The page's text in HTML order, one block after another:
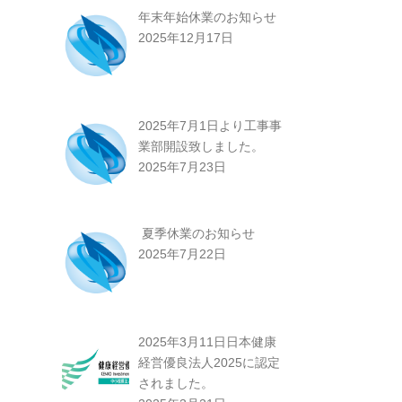
年末年始休業のお知らせ
2025年12月17日
2025年7月1日より工事事
業部開設致しました。
2025年7月23日
夏季休業のお知らせ
2025年7月22日
2025年3月11日日本健康
経営優良法人2025に認定
されました。